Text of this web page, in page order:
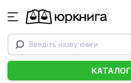
Введіть назву книги
КАТАЛОГ